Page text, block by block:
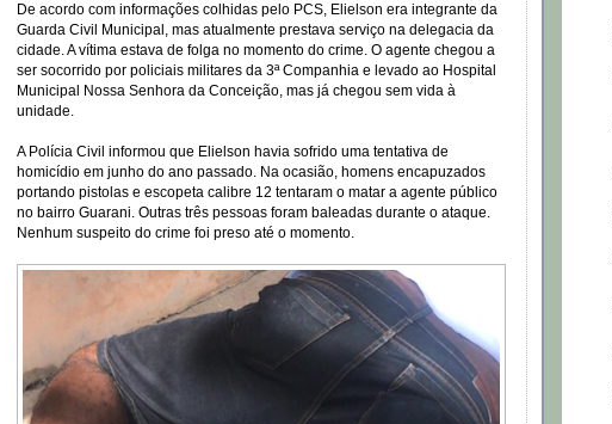
De acordo com informações colhidas pelo PCS, Elielson era integrante da
Guarda Civil Municipal, mas atualmente prestava serviço na delegacia da
cidade. A vítima estava de folga no momento do crime. O agente chegou a
ser socorrido por policiais militares da 3ª Companhia e levado ao Hospital
Municipal Nossa Senhora da Conceição, mas já chegou sem vida à
unidade.
A Polícia Civil informou que Elielson havia sofrido uma tentativa de
homicídio em junho do ano passado. Na ocasião, homens encapuzados
portando pistolas e escopeta calibre 12 tentaram o matar a agente público
no bairro Guarani. Outras três pessoas foram baleadas durante o ataque.
Nenhum suspeito do crime foi preso até o momento.